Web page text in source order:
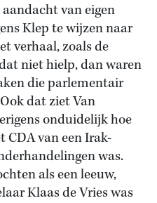
van eigen
Klep te wijzen naar
verhaal, zoals de
niet hielp, dan waren
die parlementair
dat ziet Van
onduidelijk hoe
CDA van een Irak-
was.
als een leeuw,
Klaas de Vries was